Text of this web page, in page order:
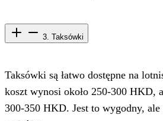
3. Taksówki
Taksówki są łatwo dostępne na
koszt wynosi około 250-300 HKD,
300-350 HKD. Jest to wygodny, ale